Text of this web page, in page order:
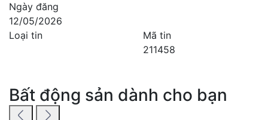
Ngày đăng
12/05/2026
Loại tin
Mã tin
211458
Bất động sản dành cho bạn